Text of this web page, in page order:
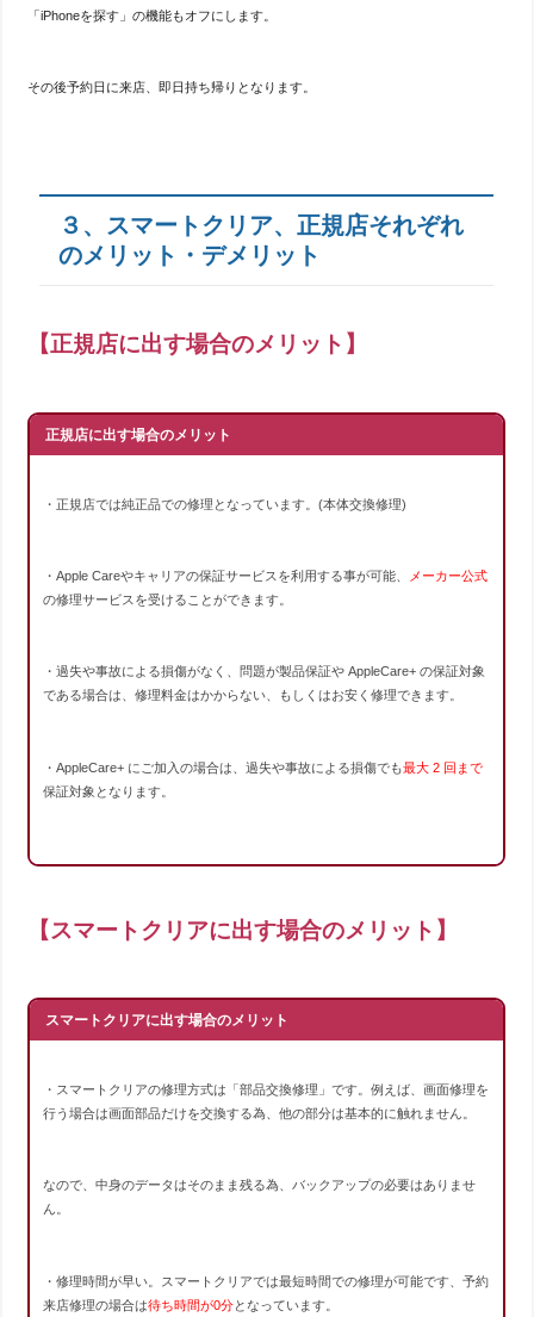
「iPhoneを探す」の機能もオフにします。
その後予約日に来店、即日持ち帰りとなります。
３、スマートクリア、正規店それぞれ
のメリット・デメリット
【正規店に出す場合のメリット】
正規店に出す場合のメリット
・正規店では純正品での修理となっています。(本体交換修理)
・Apple Careやキャリアの保証サービスを利用する事が可能、
メーカー公式
の修理サービスを受けることができます。
・過失や事故による損傷がなく、問題が製品保証や AppleCare+ の保証対象
である場合は、修理料金はかからない、もしくはお安く修理できます。
・AppleCare+ にご加入の場合は、過失や事故による損傷でも最大 2 回まで
保証対象となります。
【スマートクリアに出す場合のメリット】
スマートクリアに出す場合のメリット
・スマートクリアの修理方式は「部品交換修理」です。例えば、画面修理を
行う場合は画面部品だけを交換する為、他の部分は基本的に触れません。
なので、中身のデータはそのまま残る為、バックアップの必要はありませ
ん。
・修理時間が早い。スマートクリアでは最短時間での修理が可能です、予約
来店修理の場合は待ち時間が0分となっています。